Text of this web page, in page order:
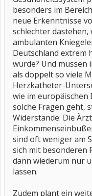
besonders im
neue Erkenntnisse
schlechter dastehen,
ambulanten
Deutschland extrem
würde? Und müssen
als doppelt so viele
Herzkatheter-
wie im europäischen
solche Fragen geht,
Widerstände: Die
sind oft weniger am
sich mit besonderen
dann wiederum nur
lassen.
Zudem plant ein